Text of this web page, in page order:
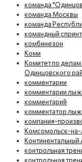
команда
команда Москвы
команда
командный спринт
комбинезон
Коми
Комитет по
Одинцовского
комментарии
комментарии
комментарий
комментатор
компания-
Комсомольск-
Континентальный
контрольная
контрольная